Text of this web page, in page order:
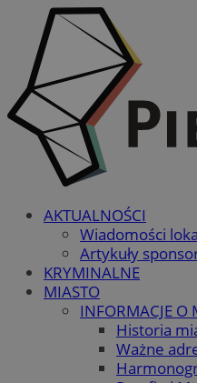
AKTUALNOŚCI
Wiadomości
Artykuły
KRYMINALNE
MIASTO
INFORMACJE O
Historia
Ważne